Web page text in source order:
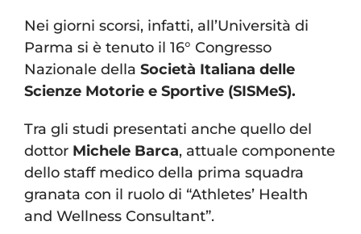
Nei giorni scorsi, infatti, all’Università di
Parma si è tenuto il 16° Congresso
Nazionale della Società Italiana delle
Scienze Motorie e Sportive (SISMeS).
Tra gli studi presentati anche quello del
dottor Michele Barca, attuale componente
dello staff medico della prima squadra
granata con il ruolo di “Athletes’ Health
and Wellness Consultant”.